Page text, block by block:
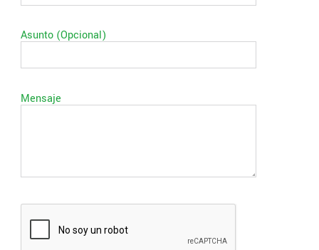
Asunto (Opcional)
Mensaje